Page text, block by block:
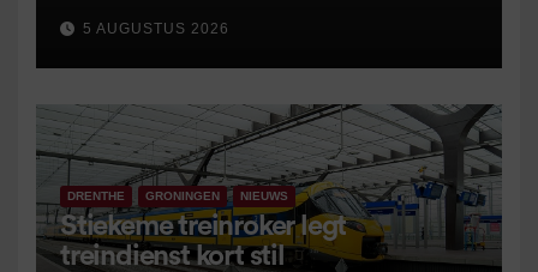
5 AUGUSTUS 2026
DRENTHE GRONINGEN NIEUWS
Stiekeme treinroker legt
treindienst kort stil